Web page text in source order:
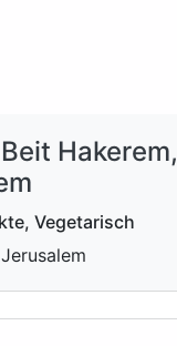
Hakerem,
Vegetarisch